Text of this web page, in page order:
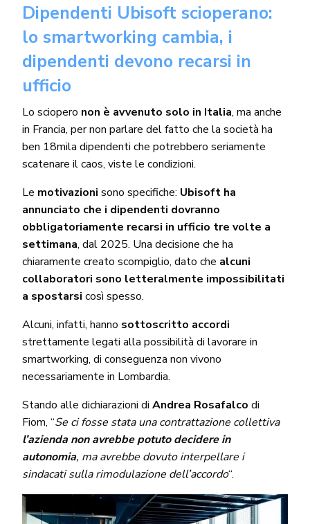
Dipendenti Ubisoft scioperano:
lo smartworking cambia, i
dipendenti devono recarsi in
ufficio
Lo sciopero non è avvenuto solo in Italia, ma anche
in Francia, per non parlare del fatto che la società ha
ben 18mila dipendenti che potrebbero seriamente
scatenare il caos, viste le condizioni.
Le motivazioni sono specifiche: Ubisoft ha
annunciato che i dipendenti dovranno
obbligatoriamente recarsi in ufficio tre volte a
settimana, dal 2025. Una decisione che ha
chiaramente creato scompiglio, dato che alcuni
collaboratori sono letteralmente impossibilitati
a spostarsi così spesso.
Alcuni, infatti, hanno sottoscritto accordi
strettamente legati alla possibilità di lavorare in
smartworking, di conseguenza non vivono
necessariamente in Lombardia.
Stando alle dichiarazioni diAndrea Rosafalco di
Fiom, “Se ci fosse stata una contrattazione collettiva
l’azienda non avrebbe potuto decidere in
autonomia, ma avrebbe dovuto interpellare i
sindacati sulla rimodulazione dell’accordo“.